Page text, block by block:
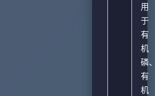
用
于
有
机
磷
有
机